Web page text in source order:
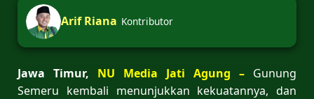
Arif Riana Kontributor
Jawa Timur, NU Media Jati Agung – Gunung
Semeru kembali menunjukkan kekuatannya, dan